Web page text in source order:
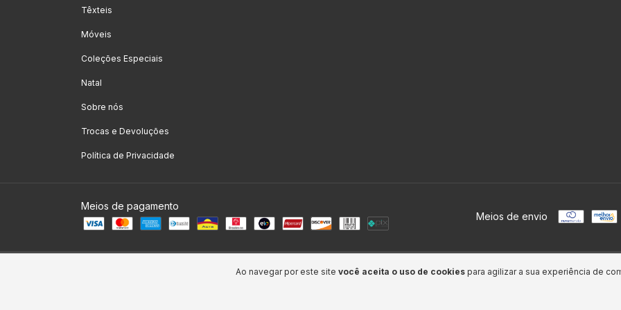
Ao navegar por este site você aceita o uso de cookies para agilizar a sua experiência de
Têxteis
Móveis
Coleções Especiais
Natal
Sobre nós
Trocas e Devoluções
Política de Privacidade
Meios de pagamento
Meios de envio